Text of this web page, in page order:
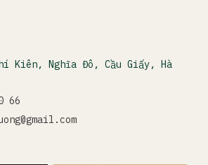
Kiên, Nghĩa Đô, Cầu Giấy, Hà
66